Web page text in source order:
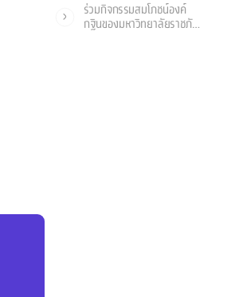
ร่วมกิจกรรมสมโภชน์องค์
กฐินของมหาวิทยาลัยราชภัฏ